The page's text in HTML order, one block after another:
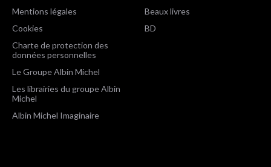
Mentions légales
Cookies
Charte de protection des
données personnelles
Le Groupe Albin Michel
Les librairies du groupe Albin
Michel
Albin Michel Imaginaire
Beaux livres
BD